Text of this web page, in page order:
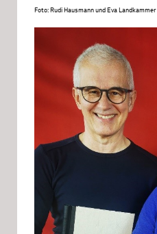
Foto: Rudi Hausmann und Eva Landkammer